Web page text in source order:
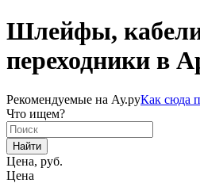
Шлейфы,
переходники в
Рекомендуемые на Ау.руКак сюда
Что ищем?
Найти
Цена, руб.
Цена